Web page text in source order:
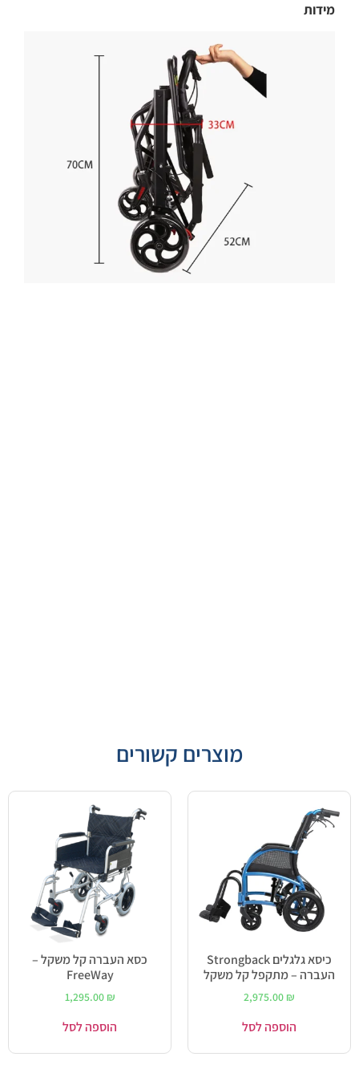
מידות
מוצרים קשורים
כיסא גלגלים Strongback
העברה – מתקפל קל משקל
2,975.00 ₪
הוספה לסל
כסא העברה קל משקל –
FreeWay
1,295.00 ₪
הוספה לסל